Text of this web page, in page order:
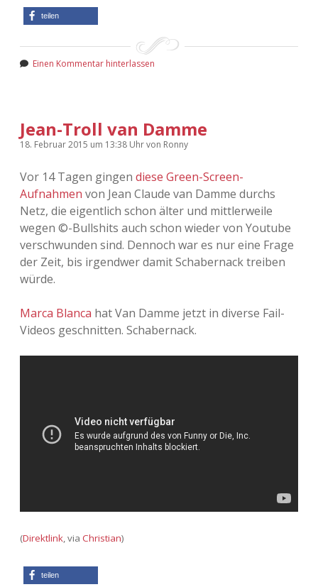
teilen
Einen Kommentar hinterlassen
Jean-Troll van Damme
18. Februar 2015 um 13:38 Uhrvon Ronny
Vor 14 Tagen gingen diese Green-Screen-
Aufnahmen von Jean Claude van Damme durchs
Netz, die eigentlich schon älter und mittlerweile
wegen ©-Bullshits auch schon wieder von Youtube
verschwunden sind. Dennoch war es nur eine Frage
der Zeit, bis irgendwer damit Schabernack treiben
würde.
Marca Blanca hat Van Damme jetzt in diverse Fail-
Videos geschnitten. Schabernack.
(Direktlink, via Christian)
teilen